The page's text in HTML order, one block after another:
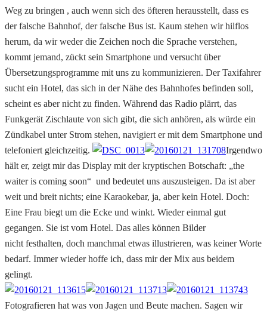
Weg zu bringen , auch wenn sich des öfteren herausstellt, dass es
der falsche Bahnhof, der falsche Bus ist. Kaum stehen wir hilflos
herum, da wir weder die Zeichen noch die Sprache verstehen,
kommt jemand, zückt sein Smartphone und versucht über
Übersetzungsprogramme mit uns zu kommunizieren. Der Taxifahrer
sucht ein Hotel, das sich in der Nähe des Bahnhofes befinden soll,
scheint es aber nicht zu finden. Während das Radio plärrt, das
Funkgerät Zischlaute von sich gibt, die sich anhören, als würde ein
Zündkabel unter Strom stehen, navigiert er mit dem Smartphone und
telefoniert gleichzeitig.
Irgendwo
hält er, zeigt mir das Display mit der kryptischen Botschaft: „the
waiter is coming soon“ und bedeutet uns auszusteigen. Da ist aber
weit und breit nichts; eine Karaokebar, ja, aber kein Hotel. Doch:
Eine Frau biegt um die Ecke und winkt. Wieder einmal gut
gegangen. Sie ist vom Hotel. Das alles können Bilder
nicht festhalten, doch manchmal etwas illustrieren, was keiner Worte
bedarf. Immer wieder hoffe ich, dass mir der Mix aus beidem
gelingt.
Fotografieren hat was von Jagen und Beute machen. Sagen wir